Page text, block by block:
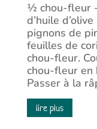
½ chou-fleur
d’huile
pignons de
feuilles de
chou-fleur.
chou-fleur en
Passer à la
lire plus